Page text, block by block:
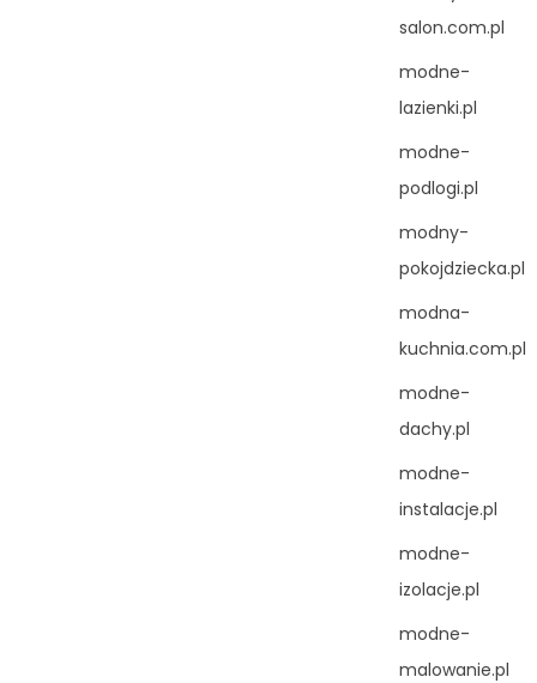
salon.com.pl
modne-
lazienki.pl
modne-
podlogi.pl
modny-
pokojdziecka.pl
modna-
kuchnia.com.pl
modne-
dachy.pl
modne-
instalacje.pl
modne-
izolacje.pl
modne-
malowanie.pl